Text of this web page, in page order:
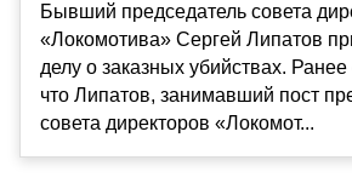
Бывший председатель совета
«Локомотива» Сергей Липатов
делу о заказных убийствах. Ранее
что Липатов, занимавший пост
совета директоров «Локомот...